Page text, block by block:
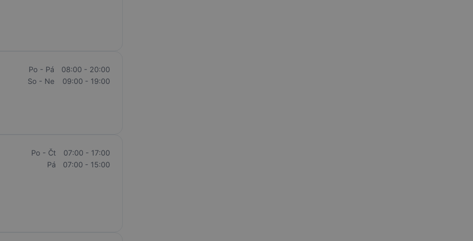
Po - Pá
08:00 - 20:00
So - Ne
09:00 - 19:00
Po - Čt
07:00 - 17:00
Pá
07:00 - 15:00